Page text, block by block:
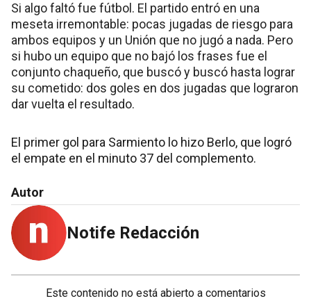
Si algo faltó fue fútbol. El partido entró en una
meseta irremontable: pocas jugadas de riesgo para
ambos equipos y un Unión que no jugó a nada. Pero
si hubo un equipo que no bajó los frases fue el
conjunto chaqueño, que buscó y buscó hasta lograr
su cometido: dos goles en dos jugadas que lograron
dar vuelta el resultado.
El primer gol para Sarmiento lo hizo Berlo, que logró
el empate en el minuto 37 del complemento.
Autor
Notife Redacción
Este contenido no está abierto a comentarios